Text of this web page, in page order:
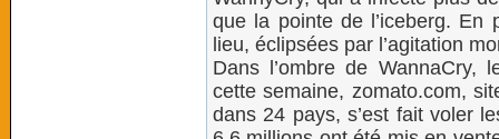
que la pointe de l’iceberg. En
lieu, éclipsées par l’agitation
Dans l’ombre de WannaCry,
cette semaine, zomato.com,
dans 24 pays, s’est fait voler